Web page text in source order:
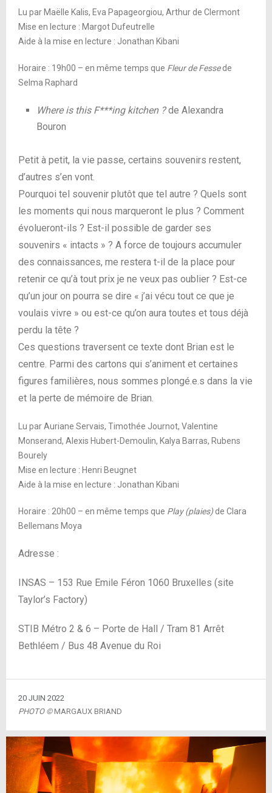
Lu par Maëlle Kalis, Eva Papageorgiou, Arthur de Clermont
Mise en lecture : Margot Dufeutrelle
Aide à la mise en lecture : Jonathan Kibani
Horaire : 19h00 – en même temps que Fleur de Fessede
Selma Raphard
Where is this F***ing kitchen ?de Alexandra
Bouron
Petit à petit, la vie passe, certains souvenirs restent,
d’autres s’en vont.
Pourquoi tel souvenir plutôt que tel autre ? Quels sont
les moments qui nous marqueront le plus ? Comment
évolueront-ils ? Est-il possible de garder ses
souvenirs « intacts » ? A force de toujours accumuler
des connaissances, me restera t-il de la place pour
retenir ce qu’à tout prix je ne veux pas oublier ? Est-ce
qu’un jour on pourra se dire « j’ai vécu tout ce que je
voulais vivre » ou est-ce qu’on aura toutes et tous déjà
perdu la tête ?
Ces questions traversent ce texte dont Brian est le
centre. Parmi des cartons qui s’animent et certaines
figures familières, nous sommes plongé.e.s dans la vie
et la perte de mémoire de Brian.
Lu par Auriane Servais, Timothée Journot, Valentine
Monserand, Alexis Hubert-Demoulin, Kalya Barras, Rubens
Bourely
Mise en lecture : Henri Beugnet
Aide à la mise en lecture : Jonathan Kibani
Horaire : 20h00 – en même temps que Play (plaies)de Clara
Bellemans Moya
Adresse :
INSAS – 153 Rue Emile Féron 1060 Bruxelles (site
Taylor’s Factory)
STIB Métro 2 & 6 – Porte de Hall / Tram 81 Arrêt
Bethléem / Bus 48 Avenue du Roi
20 JUIN 2022
PHOTO ©MARGAUX BRIAND